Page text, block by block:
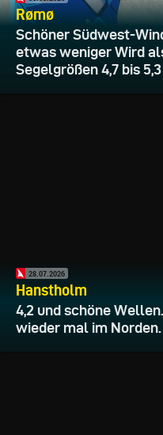
Rømø
Schöner Südwest-
etwas weniger Wird
Segelgrößen 4,7 bis 5,3
28.07.2026
Hanstholm
4,2 und schöne
wieder mal im